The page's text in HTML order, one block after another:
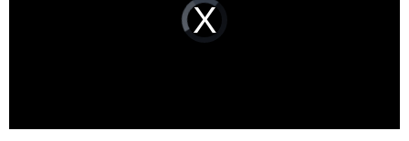
Video
Player
is
loading.